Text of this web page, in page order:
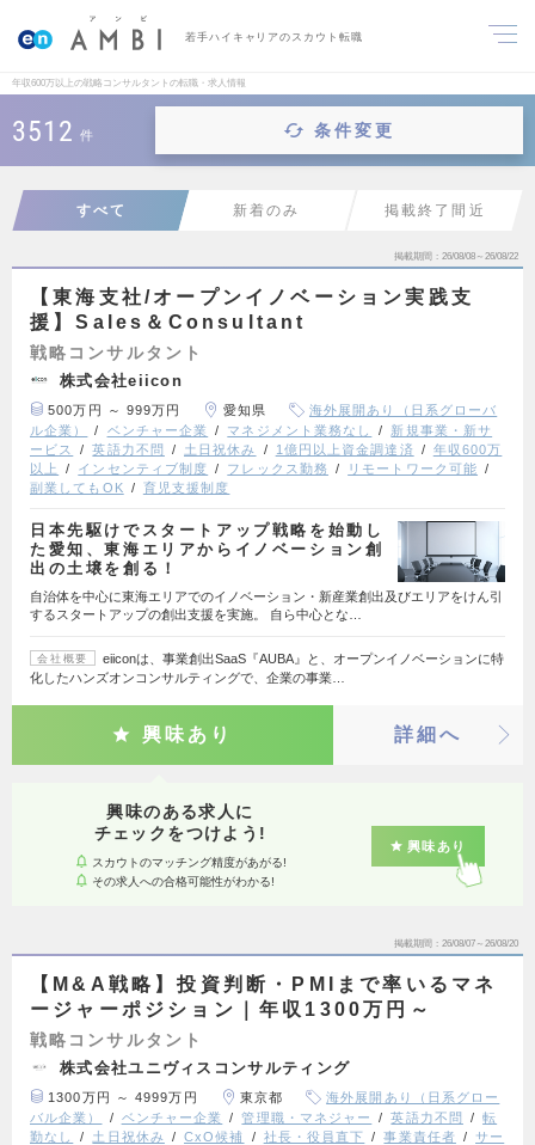
若手ハイキャリアのスカウト転職
年収600万以上の戦略コンサルタントの転職・求人情報
3512 件 条件変更
すべて 新着のみ 掲載終了間近
掲載期間 26/08/08～26/08/22
【東海支社/オープンイノベーション実践支
援】Sales＆Consultant
戦略コンサルタント
株式会社eiicon
500万円 ～ 999万円 愛知県
海外展開あり（日系グローバ
ル企業）
ベンチャー企業 マネジメント業務なし
新規事業・新サ
ービス
英語力不問 土日祝休み 1億円以上資金調達済
年収600万
以上
インセンティブ制度 フレックス勤務
リモートワーク可能
副業してもOK
育児支援制度
日本先駆けでスタートアップ戦略を始動し
た愛知、東海エリアからイノベーション創
出の土壌を創る！
自治体を中心に東海エリアでのイノベーション・新産業創出及びエリアをけん引
するスタートアップの創出支援を実施。 自ら中心とな…
会社概要
eiiconは、事業創出SaaS『AUBA』と、オープンイノベーションに特
化したハンズオンコンサルティングで、企業の事業…
興味あり 詳細へ
興味のある求人に
チェックをつけよう!
スカウトのマッチング精度があがる!
その求人への合格可能性がわかる!
興味あり
掲載期間 26/08/07～26/08/20
【M&A戦略】投資判断・PMIまで率いるマネ
ージャーポジション｜年収1300万円～
戦略コンサルタント
株式会社ユニヴィスコンサルティング
1300万円 ～ 4999万円 東京都
海外展開あり（日系グロー
バル企業）
ベンチャー企業 管理職・マネジャー 英語力不問
転
勤なし
土日祝休み CxO候補 社長・役員直下 事業責任者
サー